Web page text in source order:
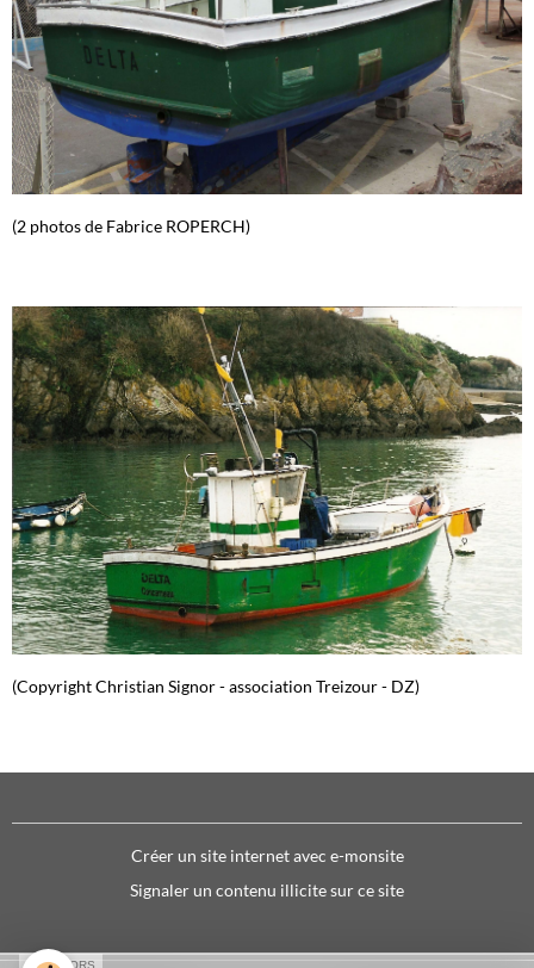
(2 photos de Fabrice ROPERCH)
(Copyright Christian Signor - association Treizour - DZ)
Créer un site internet avec e-monsite
Signaler un contenu illicite sur ce site
SPONSORS